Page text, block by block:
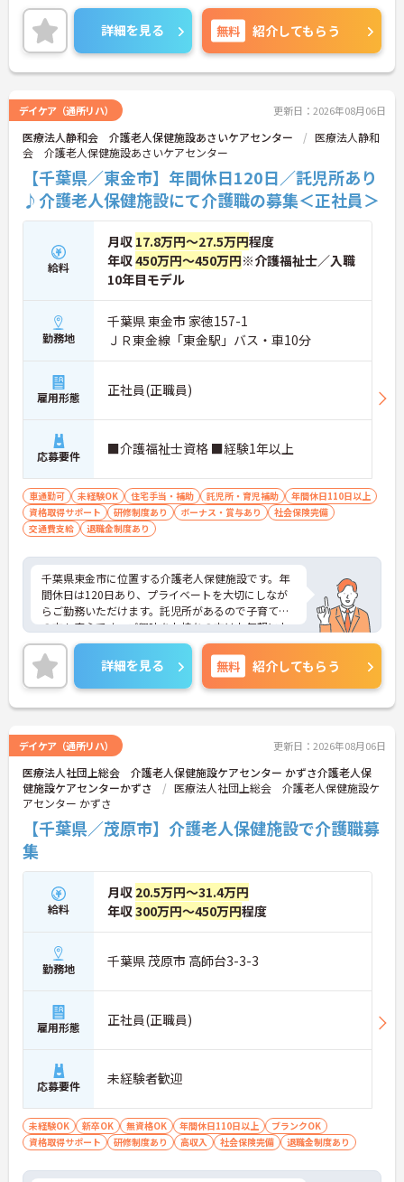
長期的な就業が可能です
＜評価制度でキャリアアップ＞
・介護福祉士や初任者研修などの資格や実務経験、
夜勤回数がしっかりと給与に反映されるためモチベ
・年次を問わずリーダーや主任などのマネジメント
職へ昇格する事例も多数あり、腰を据えて長期的な
キャリア形成が可能です
詳細を見る 無料 紹介してもらう
デイケア（通所リハ） 更新日：2026年08月06日
医療法人静和会 介護老人保健施設あさいケアセンター
医療法人静和
会 介護老人保健施設あさいケアセンター
【千葉県／東金市】年間休日120日／託児所あり
♪介護老人保健施設にて介護職の募集＜正社員＞
給料
月収 17.8万円～27.5万円程度
年収450万円～450万円※介護福祉士／入職
10年目モデル
勤務地
千葉県 東金市 家徳157-1
ＪＲ東金線「東金駅」バス・車10分
雇用形態 正社員(正職員)
応募要件 ■介護福祉士資格 ■経験1年以上
車通勤可 未経験OK 住宅手当・補助 託児所・育児補助
年間休日110日以上
資格取得サポート
研修制度あり ボーナス・賞与あり
社会保険完備
交通費支給
退職金制度あり
千葉県東金市に位置する介護老人保健施設です。年
間休日は120日あり、プライベートを大切にしなが
らご勤務いただけます。託児所があるので子育て中
の方も安心です。ご興味をお持ちの方はお気軽にお
問い合わせください。
詳細を見る 無料 紹介してもらう
デイケア（通所リハ） 更新日：2026年08月06日
医療法人社団上総会 介護老人保健施設ケアセンター かずさ介護老人保
健施設ケアセンターかずさ
医療法人社団上総会 介護老人保健施設ケ
アセンター かずさ
【千葉県／茂原市】介護老人保健施設で介護職募
集
給料
月収 20.5万円～31.4万円
年収300万円～450万円程度
勤務地 千葉県 茂原市 高師台3-3-3
雇用形態 正社員(正職員)
応募要件 未経験者歓迎
未経験OK 新卒OK 無資格OK 年間休日110日以上
ブランクOK
資格取得サポート
研修制度あり 高収入 社会保険完備 退職金制度あり